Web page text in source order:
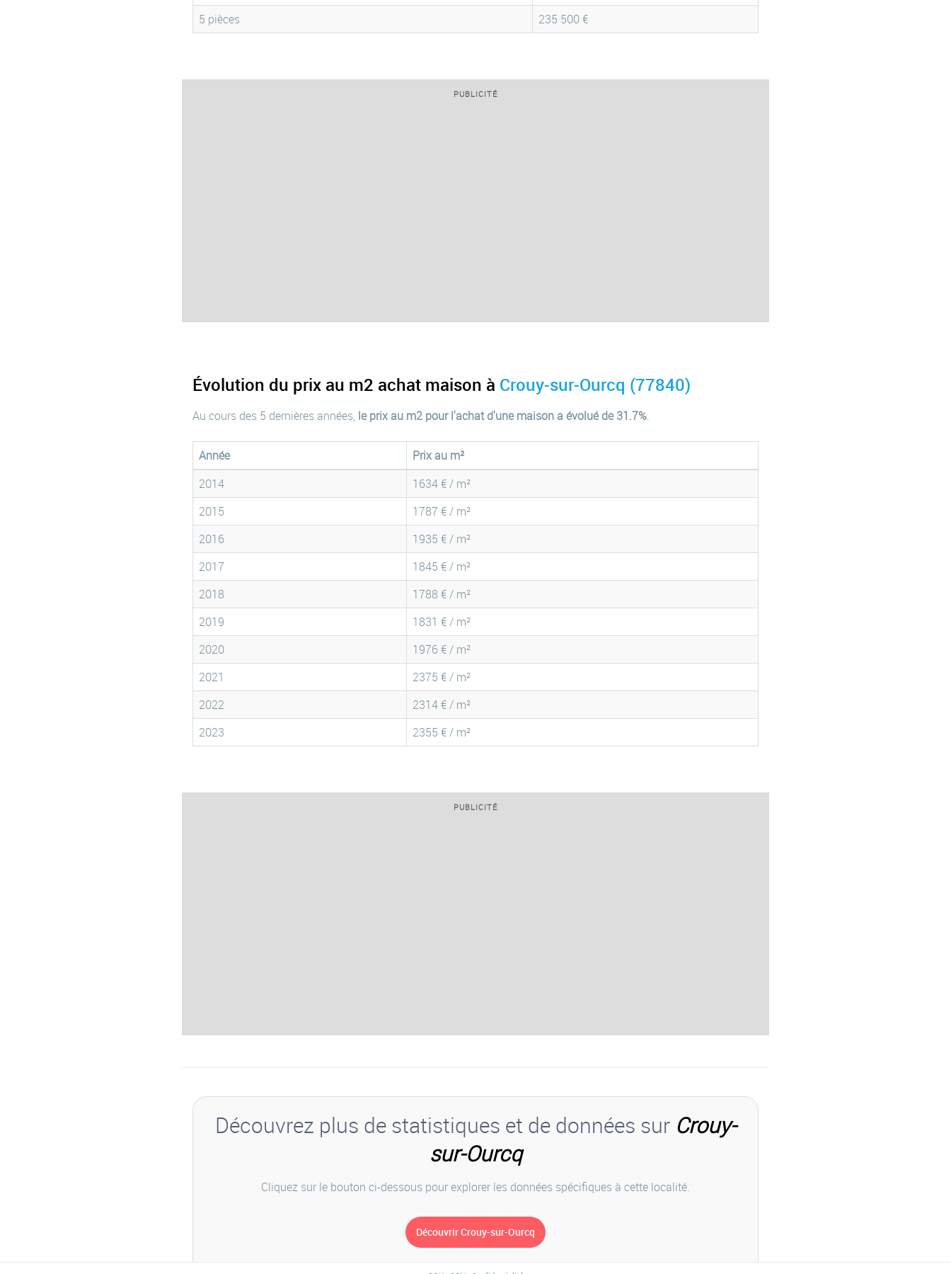
5 pièces
235 500 €
PUBLICITÉ
Évolution du prix au m2 achat maison à Crouy-sur-Ourcq (77840)
Au cours des 5 dernières années, le prix au m2 pour l'achat d'une maison a évolué de 31.7%.
Année
Prix au m²
2014
1634 € / m²
2015
1787 € / m²
2016
1935 € / m²
2017
1845 € / m²
2018
1788 € / m²
2019
1831 € / m²
2020
1976 € / m²
2021
2375 € / m²
2022
2314 € / m²
2023
2355 € / m²
PUBLICITÉ
Découvrez plus de statistiques et de données sur Crouy-
sur-Ourcq
Cliquez sur le bouton ci-dessous pour explorer les données spécifiques à cette localité.